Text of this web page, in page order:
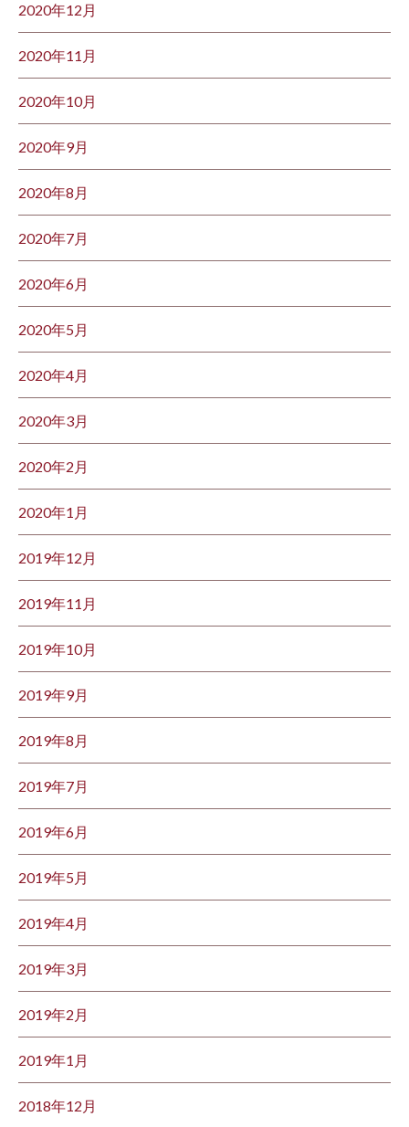
2020年12月
2020年11月
2020年10月
2020年9月
2020年8月
2020年7月
2020年6月
2020年5月
2020年4月
2020年3月
2020年2月
2020年1月
2019年12月
2019年11月
2019年10月
2019年9月
2019年8月
2019年7月
2019年6月
2019年5月
2019年4月
2019年3月
2019年2月
2019年1月
2018年12月